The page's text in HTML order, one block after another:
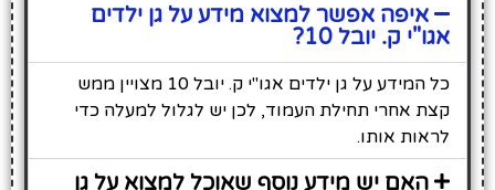
איפה אפשר למצוא מידע על גן ילדים
אגו"י ק. יובל 10?
כל המידע על גן ילדים אגו"י ק. יובל 10 מצויין ממש
קצת אחרי תחילת העמוד, לכן יש לגלול למעלה כדי
לראות אותו.
האם יש מידע נוסף שאוכל למצוא על גן